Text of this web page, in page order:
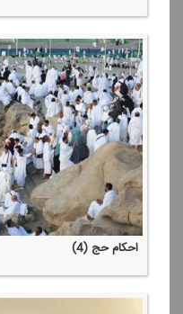
احكام حج (4)